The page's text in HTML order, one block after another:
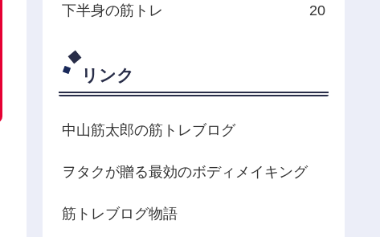
下半身の筋トレ 20
リンク
中山筋太郎の筋トレブログ
ヲタクが贈る最効のボディメイキング
筋トレブログ物語